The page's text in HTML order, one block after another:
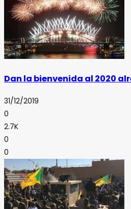
Dan la bienvenida al 2020
31/12/2019
0
2.7K
0
0